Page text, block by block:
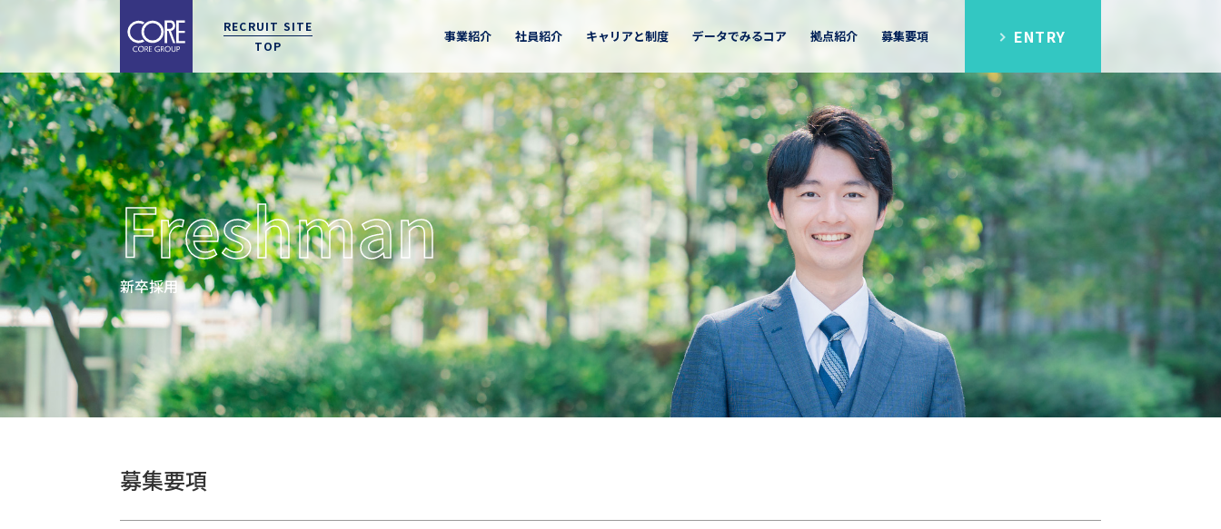
ン
コ
ン
テ
ン
ツ
に
移
動
ニ
ュ
ー
RECRUIT SITE
TOP
事業紹介
事業紹介
CORE'S WAY
事業紹介TOP
未来社会ソリューション
事業
公共
医療
エネルギー
産業技術ソリューション
事業
宇宙テック
IoT・ロボティクス
ソーシャルメディア
BX
社員紹介 キャリアと制度
キャリアと制度
CAREER & SYSTEM
働き方／福利厚生 キャリアパス
教育プログラム
データでみるコア 拠点紹介
拠点紹介
OFFICE
東京地区 北海道地区
東関東地区
中部地区
関西地区
中四国地区
九州地区
募集要項
募集要項
REQUIREMENTS
新卒採用
募集要項
選考の流れ
キャリア採用
募集要項
選考の流れ
インターンシップ FAQ
ENTRY
エントリー
ENTRY
エントリーサイト
マイナビ2027 マイナビ2028
キャリア採用ENTRY
Freshman
新卒採用
募集要項